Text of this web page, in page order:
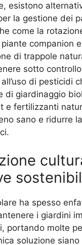
esistono
la gestione dei
come la
piante companion e
di trappole
sotto
di pesticidi
di giardinaggio
e fertilizzanti
sano e ridurre
ha spesso
i giardini
portando molte
soluzione